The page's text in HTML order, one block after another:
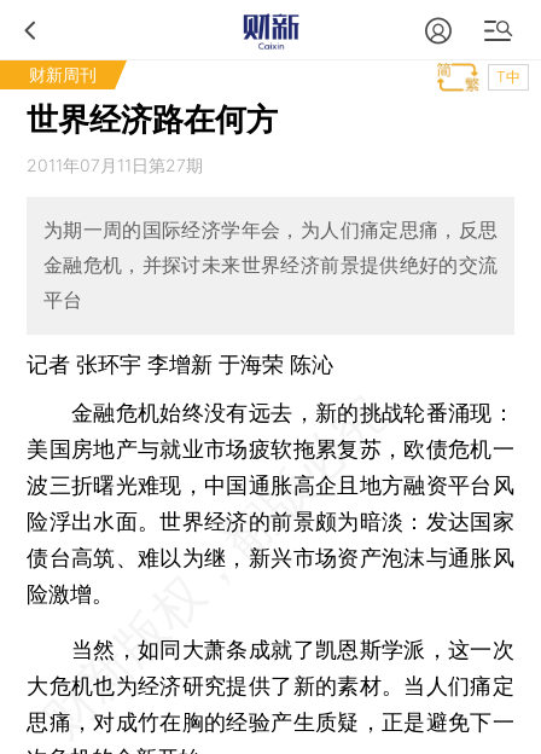
财新周刊 T中
世界经济路在何方
2011年07月11日第27期
为期一周的国际经济学年会，为人们痛定思痛，反思
金融危机，并探讨未来世界经济前景提供绝好的交流
平台
记者张环宇 李增新 于海荣 陈沁
金融危机始终没有远去，新的挑战轮番涌现：
美国房地产与就业市场疲软拖累复苏，欧债危机一
波三折曙光难现，中国通胀高企且地方融资平台风
险浮出水面。世界经济的前景颇为暗淡：发达国家
债台高筑、难以为继，新兴市场资产泡沫与通胀风
险激增。
当然，如同大萧条成就了凯恩斯学派，这一次
大危机也为经济研究提供了新的素材。当人们痛定
思痛，对成竹在胸的经验产生质疑，正是避免下一